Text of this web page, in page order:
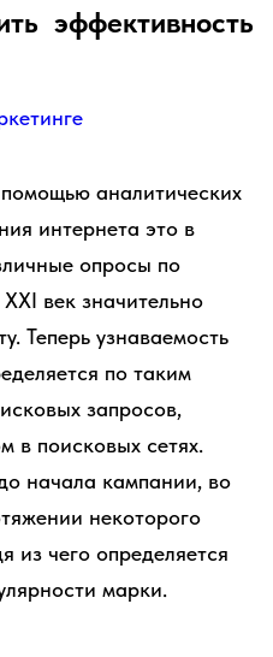
эффективность
аналитических
интернета это в
опросы по
век значительно
Теперь узнаваемость
по таким
запросов,
в поисковых сетях.
начала кампании, во
некоторого
из чего определяется
марки.